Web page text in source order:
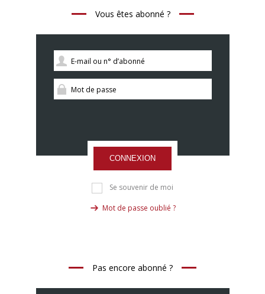
Vous êtes abonné ?
CONNEXION
Se souvenir de moi
Mot de passe oublié ?
Pas encore abonné ?